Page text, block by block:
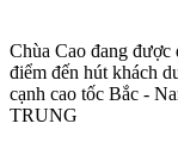
Chùa Cao đang được
điểm đến hút khách
cạnh cao tốc Bắc -
TRUNG